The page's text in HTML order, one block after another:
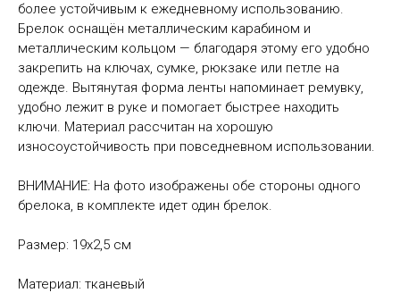
более устойчивым к ежедневному использованию.
Брелок оснащён металлическим карабином и
металлическим кольцом — благодаря этому его удобно
закрепить на ключах, сумке, рюкзаке или петле на
одежде. Вытянутая форма ленты напоминает ремувку,
удобно лежит в руке и помогает быстрее находить
ключи. Материал рассчитан на хорошую
износоустойчивость при повседневном использовании.
ВНИМАНИЕ: На фото изображены обе стороны одного
брелока, в комплекте идет один брелок.
Размер: 19х2,5 см
Материал: тканевый